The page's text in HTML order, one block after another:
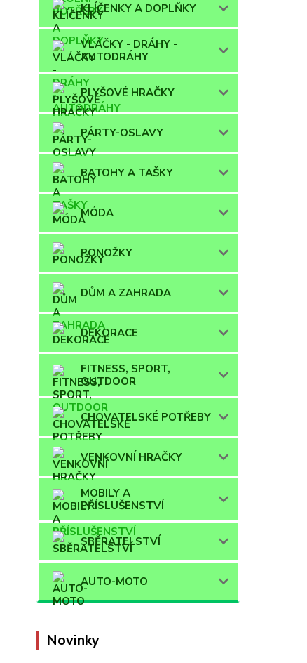
KLÍČENKY A DOPLŇKY
VLÁČKY - DRÁHY -
AUTODRÁHY
PLYŠOVÉ HRAČKY
PÁRTY-OSLAVY
BATOHY A TAŠKY
MÓDA
PONOŽKY
DŮM A ZAHRADA
DEKORACE
FITNESS, SPORT,
OUTDOOR
CHOVATELSKÉ POTŘEBY
VENKOVNÍ HRAČKY
MOBILY A
PŘÍSLUŠENSTVÍ
SBĚRATELSTVÍ
AUTO-MOTO
Novinky